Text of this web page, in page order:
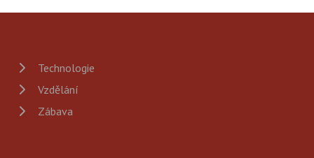
Technologie
Vzdělání
Zábava